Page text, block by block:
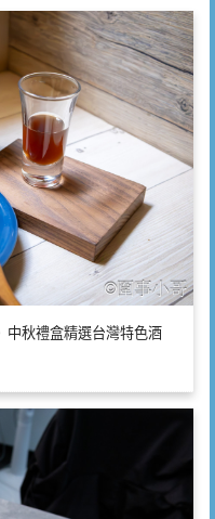
中秋禮盒精選台灣特色酒